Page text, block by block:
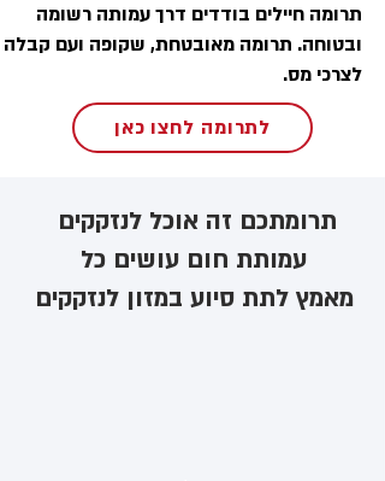
תרומה חיילים בודדים דרך עמותה רשומה
ובטוחה. תרומה מאובטחת, שקופה ועם קבלה
לצרכי מס.
לתרומה לחצו כאן
תרומתכם זה אוכל לנזקקים ​
עמותת חום עושים כל
מאמץ לתת סיוע במזון לנזקקים